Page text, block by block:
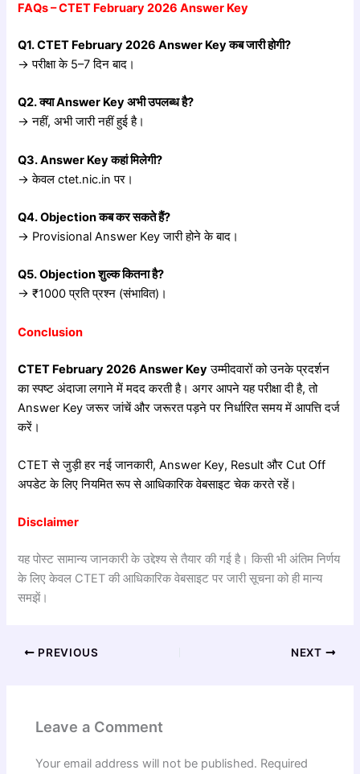
FAQs – CTET February 2026 Answer Key
Q1. CTET February 2026 Answer Keyकबजारीहोगी?
→ परीक्षा के 5–7 दिन बाद।
Q2.क्या Answer Keyअभीउपलब्धहै?
→ नहीं, अभी जारी नहीं हुई है।
Q3. Answer Keyकहांमिलेगी?
→ केवल ctet.nic.in पर।
Q4. Objectionकबकरसकतेहैं?
→ Provisional Answer Key जारी होने के बाद।
Q5. Objectionशुल्ककितनाहै?
→ ₹1000 प्रति प्रश्न (संभावित)।
Conclusion
CTET February 2026 Answer Keyउम्मीदवारों को उनके प्रदर्शन
का स्पष्ट अंदाजा लगाने में मदद करती है। अगर आपने यह परीक्षा दी है, तो
Answer Key जरूर जांचें और जरूरत पड़ने पर निर्धारित समय में आपत्ति दर्ज
करें।
CTET से जुड़ी हर नई जानकारी, Answer Key, Result और Cut Off
अपडेट के लिए नियमित रूप से आधिकारिक वेबसाइट चेक करते रहें।
Disclaimer
यह पोस्ट सामान्य जानकारी के उद्देश्य से तैयार की गई है। किसी भी अंतिम निर्णय
के लिए केवल CTET की आधिकारिक वेबसाइट पर जारी सूचना को ही मान्य
समझें।
PREVIOUS NEXT
Leave a Comment
Your email address will not be published. Required